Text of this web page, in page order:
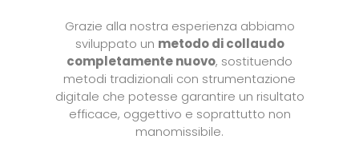
Area Riservata
Grazie alla nostra esperienza abbiamo
sviluppato un metodo di collaudo
completamente nuovo, sostituendo
metodi tradizionali con strumentazione
digitale che potesse garantire un risultato
efficace, oggettivo e soprattutto non
manomissibile.